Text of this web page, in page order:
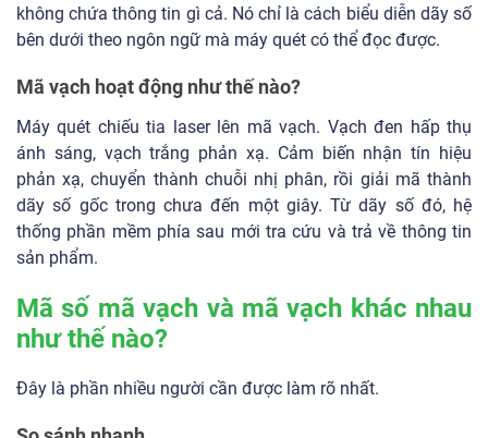
không chứa thông tin gì cả. Nó chỉ là cách biểu diễn dãy số
bên dưới theo ngôn ngữ mà máy quét có thể đọc được.
Mã vạch hoạt động như thế nào?
Máy quét chiếu tia laser lên mã vạch. Vạch đen hấp thụ
ánh sáng, vạch trắng phản xạ. Cảm biến nhận tín hiệu
phản xạ, chuyển thành chuỗi nhị phân, rồi giải mã thành
dãy số gốc trong chưa đến một giây. Từ dãy số đó, hệ
thống phần mềm phía sau mới tra cứu và trả về thông tin
sản phẩm.
Mã số mã vạch và mã vạch khác nhau
như thế nào?
Đây là phần nhiều người cần được làm rõ nhất.